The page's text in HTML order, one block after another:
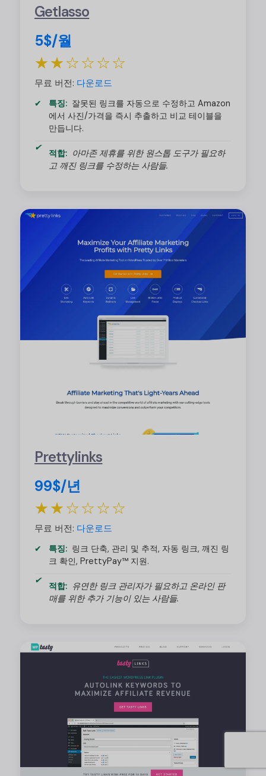
Getlasso
5$/월
★★☆☆☆☆
무료 버전: 다운로드
특징: 잘못된 링크를 자동으로 수정하고 Amazon
에서 사진/가격을 즉시 추출하고 비교 테이블을
만듭니다.
적합: 아마존 제휴를 위한 원스톱 도구가 필요하
고 깨진 링크를 수정하는 사람들.
Prettylinks
99$/년
★★☆☆☆☆
무료 버전: 다운로드
특징: 링크 단축, 관리 및 추적, 자동 링크, 깨진 링
크 확인, PrettyPay™ 지원.
적합: 유연한 링크 관리자가 필요하고 온라인 판
매를 위한 추가 기능이 있는 사람들.